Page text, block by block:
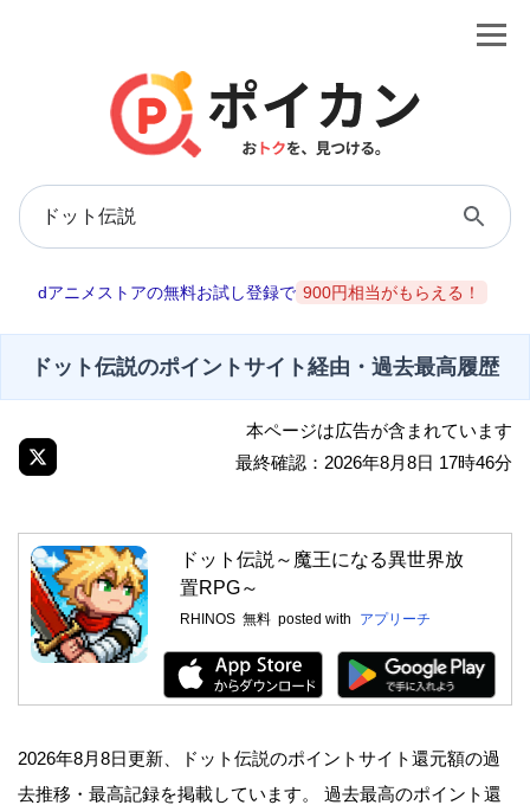
dアニメストアの無料お試し登録で 900円相当がもらえる！
ドット伝説のポイントサイト経由・過去最高履歴
本ページは広告が含まれています
最終確認：2026年8月8日 17時46分
ドット伝説～魔王になる異世界放
置RPG～
RHINOS 無料 posted with アプリーチ
2026年8月8日更新、ドット伝説のポイントサイト還元額の過
去推移・最高記録を掲載しています。 過去最高のポイント還